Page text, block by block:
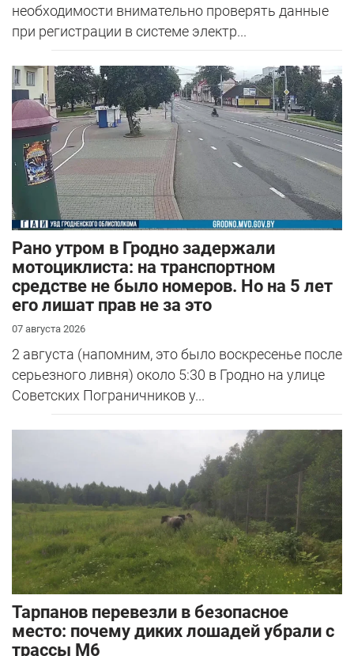
необходимости внимательно проверять данные
при регистрации в системе электр...
Рано утром в Гродно задержали
мотоциклиста: на транспортном
средстве не было номеров. Но на 5 лет
его лишат прав не за это
07 августа 2026
2 августа (напомним, это было воскресенье после
серьезного ливня) около 5:30 в Гродно на улице
Советских Пограничников у...
Тарпанов перевезли в безопасное
место: почему диких лошадей убрали с
трассы М6